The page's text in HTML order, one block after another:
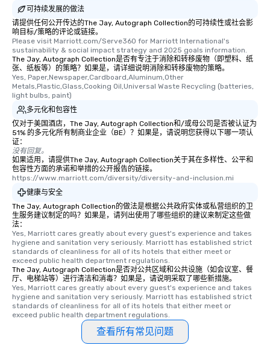
可持续发展的做法
请提供任何公开传达的The Jay, Autograph Collection的可持续性或社会影
响目标/策略的评论或链接。
Please visit Marriott.com/Serve360 for Marriott International's
sustainability & social impact strategy and 2025 goals information.
The Jay, Autograph Collection是否有专注于消除和转移废物（即塑料、纸
张、纸板等）的策略？如果是，请详细说明消除和转移废物的策略。
Yes, Paper,Newspaper,Cardboard,Aluminum,Other
Metals,Plastic,Glass,Cooking Oil,Universal Waste Recycling (batteries,
light bulbs, paint)
多元化和包容性
仅对于美国酒店，The Jay, Autograph Collection和/或母公司是否被认证为
51% 的多元化所有制商业企业（BE）？如果是，请说明您获得以下哪一项认
证：
没有回复。
如果适用，请提供The Jay, Autograph Collection关于其在多样性、公平和
包容性方面的承诺和举措的公开报告的链接。
https://www.marriott.com/diversity/diversity-and-inclusion.mi
健康与安全
The Jay, Autograph Collection的做法是根据公共政府实体或私营组织的卫
生服务建议制定的吗？如果是，请列出使用了哪些组织的建议来制定这些做
法：
Yes, Marriott cares greatly about every guest's experience and takes
hygiene and sanitation very seriously. Marriott has established strict
standards of cleanliness for all of its hotels that either meet or
exceed public health department regulations.
The Jay, Autograph Collection是否对公共区域和公共设施（如会议室、餐
厅、电梯站等）进行清洁和消毒？如果是，请说明采取了哪些新措施。
Yes, Marriott cares greatly about every guest's experience and takes
hygiene and sanitation very seriously. Marriott has established strict
standards of cleanliness for all of its hotels that either meet or
exceed public health department regulations.
查看所有常见问题